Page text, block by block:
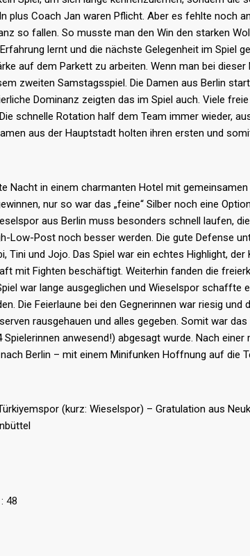
plus Coach Jan waren Pflicht. Aber es fehlte noch
so fallen. So musste man den Win den starken
lernt und die nächste Gelegenheit im Spiel
auf dem Parkett zu arbeiten. Wenn man bei
zweiten Samstagsspiel. Die Damen aus Berlin
Dominanz zeigten das im Spiel auch. Viele
schnelle Rotation half dem Team immer wieder,
aus der Hauptstadt holten ihren ersten und
Nacht in einem charmanten Hotel mit
nur so war das „feine“ Silber noch eine
aus Berlin muss besonders schnell laufen,
Low-Post noch besser werden. Die gute Defense
Tini und Jojo. Das Spiel war ein echtes Highlight,
mit Fighten beschäftigt. Weiterhin fanden die
war lange ausgeglichen und Wieselspor schaffte
Die Feierlaune bei den Gegnerinnen war riesig und
rausgehauen und alles gegeben. Somit war
anwesend!) abgesagt wurde. Nach einer
Berlin – mit einem Minifunken Hoffnung auf die
(kurz: Wieselspor) – Gratulation aus
48